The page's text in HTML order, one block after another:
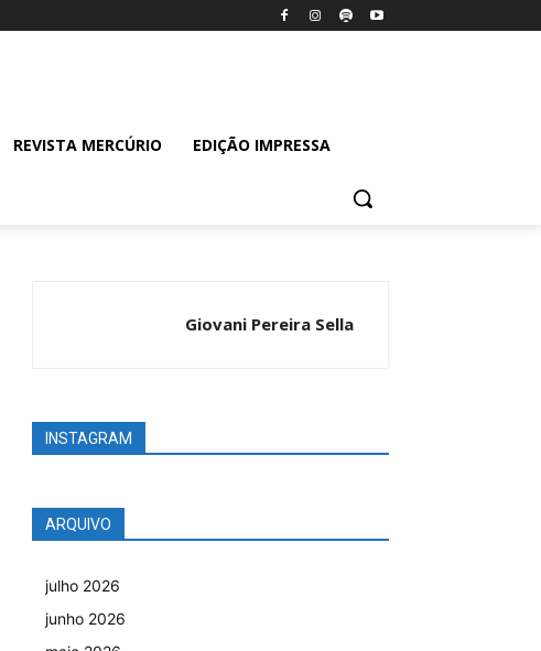
REVISTA MERCÚRIO EDIÇÃO IMPRESSA
Giovani Pereira Sella
INSTAGRAM
ARQUIVO
julho 2026
junho 2026